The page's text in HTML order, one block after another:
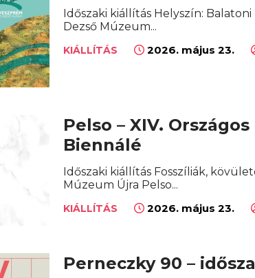
Időszaki kiállítás Helyszín:
Dezső Múzeum...
KIÁLLÍTÁS 2026. május 23.
Pelso – XIV.
Biennálé
Időszaki kiállítás Fosszíliák,
Múzeum Újra Pelso...
KIÁLLÍTÁS 2026. május 23.
Perneczky 90 –